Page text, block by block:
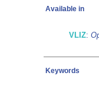
Available in
VLIZ:
Keywords